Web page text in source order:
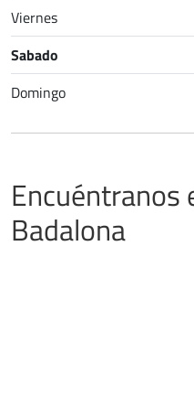
Viernes
Sabado
Domingo
Encuéntranos
Badalona